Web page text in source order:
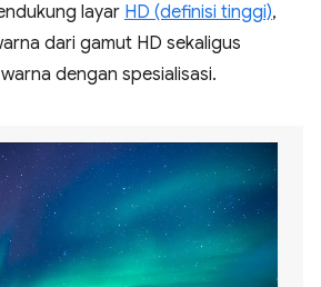
layar HD (definisi tinggi),
dari gamut HD sekaligus
dengan spesialisasi.